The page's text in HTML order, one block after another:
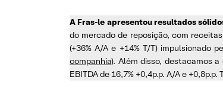
A Fras-le apresentou resultados
do mercado de reposição, com
(+36% A/A e +14% T/T) impulsionado
companhia). Além disso, destacamos
EBITDA de 16,7% +0,4p.p. A/A e